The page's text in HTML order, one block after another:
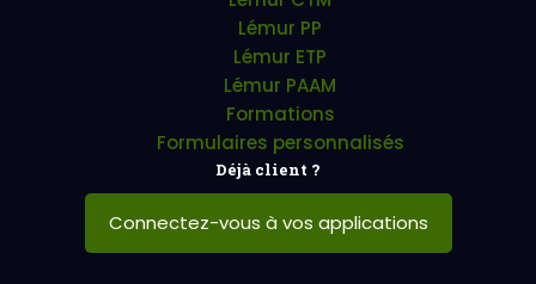
Lémur PP
Lémur ETP
Lémur PAAM
Formations
Formulaires personnalisés
Déjà client ?
Connectez-vous à vos applications